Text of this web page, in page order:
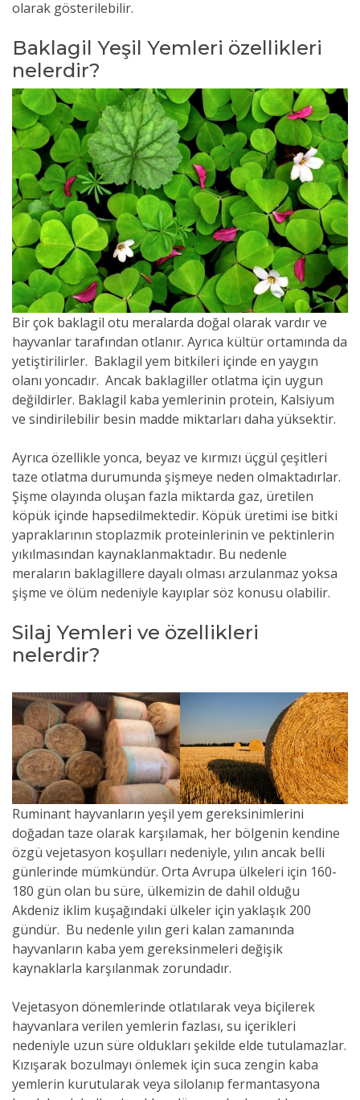
olarak gösterilebilir.
Baklagil Yeşil Yemleri özellikleri
nelerdir?
Bir çok baklagil otu meralarda doğal olarak vardır ve
hayvanlar tarafından otlanır. Ayrıca kültür ortamında da
yetiştirilirler. Baklagil yem bitkileri içinde en yaygın
olanı yoncadır. Ancak baklagiller otlatma için uygun
değildirler. Baklagil kaba yemlerinin protein, Kalsiyum
ve sindirilebilir besin madde miktarları daha yüksektir.
Ayrıca özellikle yonca, beyaz ve kırmızı üçgül çeşitleri
taze otlatma durumunda şişmeye neden olmaktadırlar.
Şişme olayında oluşan fazla miktarda gaz, üretilen
köpük içinde hapsedilmektedir. Köpük üretimi ise bitki
yapraklarının stoplazmik proteinlerinin ve pektinlerin
yıkılmasından kaynaklanmaktadır. Bu nedenle
meraların baklagillere dayalı olması arzulanmaz yoksa
şişme ve ölüm nedeniyle kayıplar söz konusu olabilir.
Silaj Yemleri ve özellikleri
nelerdir?
Ruminant hayvanların yeşil yem gereksinimlerini
doğadan taze olarak karşılamak, her bölgenin kendine
özgü vejetasyon koşulları nedeniyle, yılın ancak belli
günlerinde mümkündür. Orta Avrupa ülkeleri için 160-
180 gün olan bu süre, ülkemizin de dahil olduğu
Akdeniz iklim kuşağındaki ülkeler için yaklaşık 200
gündür. Bu nedenle yılın geri kalan zamanında
hayvanların kaba yem gereksinmeleri değişik
kaynaklarla karşılanmak zorundadır.
Vejetasyon dönemlerinde otlatılarak veya biçilerek
hayvanlara verilen yemlerin fazlası, su içerikleri
nedeniyle uzun süre oldukları şekilde elde tutulamazlar.
Kızışarak bozulmayı önlemek için suca zengin kaba
yemlerin kurutularak veya silolanıp fermantasyona